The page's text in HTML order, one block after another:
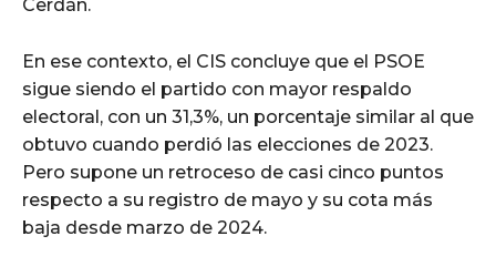
Cerdán.
En ese contexto, el CIS concluye que el PSOE
sigue siendo el partido con mayor respaldo
electoral, con un 31,3%, un porcentaje similar al que
obtuvo cuando perdió las elecciones de 2023.
Pero supone un retroceso de casi cinco puntos
respecto a su registro de mayo y su cota más
baja desde marzo de 2024.